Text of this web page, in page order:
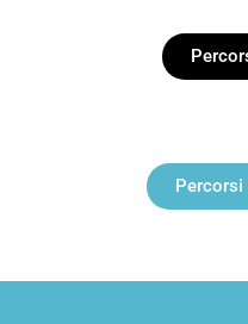
Percorsi